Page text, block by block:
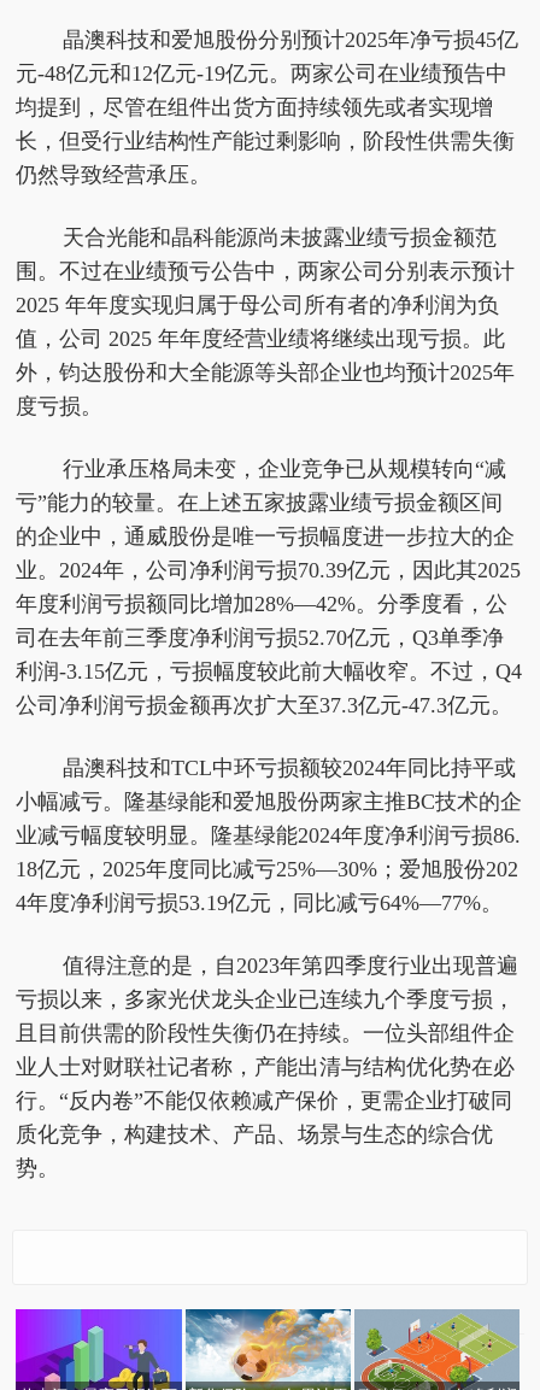
晶澳科技和爱旭股份分别预计2025年净亏损45亿
元-48亿元和12亿元-19亿元。两家公司在业绩预告中
均提到，尽管在组件出货方面持续领先或者实现增
长，但受行业结构性产能过剩影响，阶段性供需失衡
仍然导致经营承压。
天合光能和晶科能源尚未披露业绩亏损金额范
围。不过在业绩预亏公告中，两家公司分别表示预计
2025 年年度实现归属于母公司所有者的净利润为负
值，公司 2025 年年度经营业绩将继续出现亏损。此
外，钧达股份和大全能源等头部企业也均预计2025年
度亏损。
行业承压格局未变，企业竞争已从规模转向“减
亏”能力的较量。在上述五家披露业绩亏损金额区间
的企业中，通威股份是唯一亏损幅度进一步拉大的企
业。2024年，公司净利润亏损70.39亿元，因此其2025
年度利润亏损额同比增加28%—42%。分季度看，公
司在去年前三季度净利润亏损52.70亿元，Q3单季净
利润-3.15亿元，亏损幅度较此前大幅收窄。不过，Q4
公司净利润亏损金额再次扩大至37.3亿元-47.3亿元。
晶澳科技和TCL中环亏损额较2024年同比持平或
小幅减亏。隆基绿能和爱旭股份两家主推BC技术的企
业减亏幅度较明显。隆基绿能2024年度净利润亏损86.
18亿元，2025年度同比减亏25%—30%；爱旭股份202
4年度净利润亏损53.19亿元，同比减亏64%—77%。
值得注意的是，自2023年第四季度行业出现普遍
亏损以来，多家光伏龙头企业已连续九个季度亏损，
且目前供需的阶段性失衡仍在持续。一位头部组件企
业人士对财联社记者称，产能出清与结构优化势在必
行。“反内卷”不能仅依赖减产保价，更需企业打破同
质化竞争，构建技术、产品、场景与生态的综合优
势。